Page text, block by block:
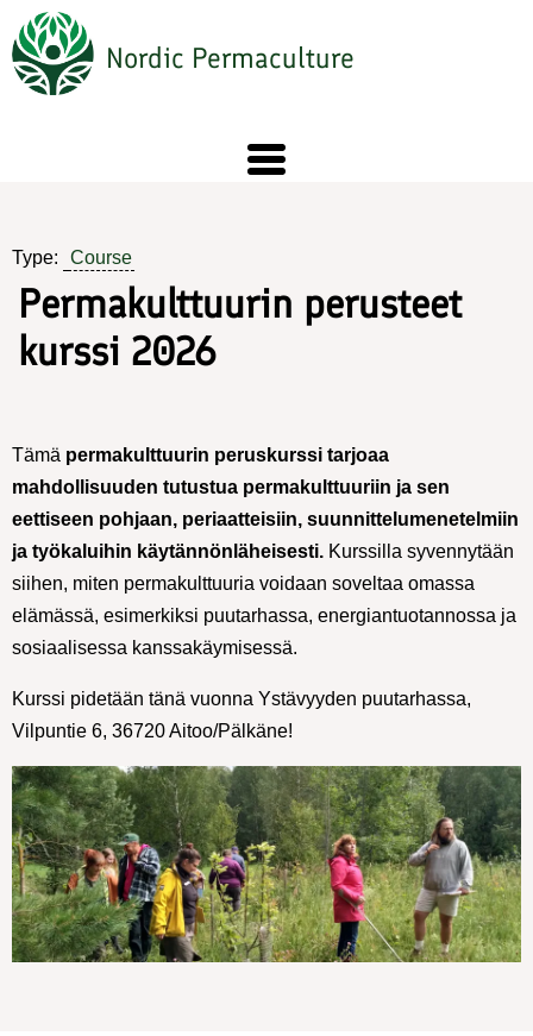
Skip
to
main
Nordic Permaculture
Type: Course
Permakulttuurin perusteet
kurssi 2026
Tämä permakulttuurin peruskurssi tarjoaa
mahdollisuuden tutustua permakulttuuriin ja sen
eettiseen pohjaan, periaatteisiin, suunnittelumenetelmiin
ja työkaluihin käytännönläheisesti. Kurssilla syvennytään
siihen, miten permakulttuuria voidaan soveltaa omassa
elämässä, esimerkiksi puutarhassa, energiantuotannossa ja
sosiaalisessa kanssakäymisessä.
Kurssi pidetään tänä vuonna Ystävyyden puutarhassa,
Vilpuntie 6, 36720 Aitoo/Pälkäne!